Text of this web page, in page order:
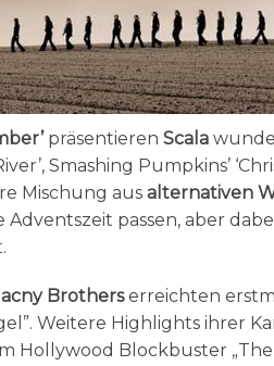
präsentieren Scala
Smashing Pumpkins’
Mischung aus alternativen
Adventszeit passen, aber
Brotherserreichten
Weitere Highlights ihrer
Hollywood Blockbuster